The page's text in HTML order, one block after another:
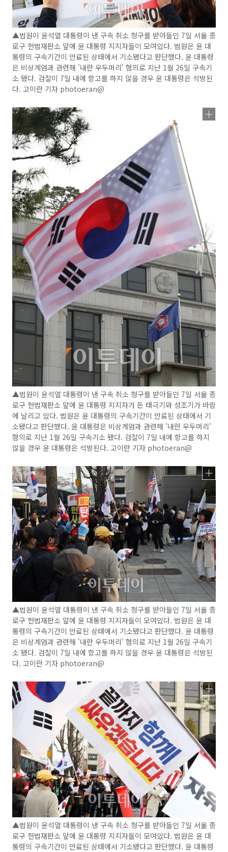
▲법원이 윤석열 대통령이 낸 구속 취소 청구를 받아들인 7일 서울 종
로구 헌법재판소 앞에 윤 대통령 지지자들이 모여있다. 법원은 윤 대
통령의 구속기간이 만료된 상태에서 기소됐다고 판단했다. 윤 대통령
은 비상계엄과 관련해 '내란 우두머리' 혐의로 지난 1월 26일 구속기
소 됐다. 검찰이 7일 내에 항고를 하지 않을 경우 윤 대통령은 석방된
다. 고이란 기자 photoeran@
▲법원이 윤석열 대통령이 낸 구속 취소 청구를 받아들인 7일 서울 종
로구 헌법재판소 앞에 윤 대통령 지지자가 든 태극기와 성조기가 바람
에 날리고 있다. 법원은 윤 대통령의 구속기간이 만료된 상태에서 기
소됐다고 판단했다. 윤 대통령은 비상계엄과 관련해 '내란 우두머리'
혐의로 지난 1월 26일 구속기소 됐다. 검찰이 7일 내에 항고를 하지
않을 경우 윤 대통령은 석방된다. 고이란 기자 photoeran@
▲법원이 윤석열 대통령이 낸 구속 취소 청구를 받아들인 7일 서울 종
로구 헌법재판소 앞에 윤 대통령 지지자들이 모여있다. 법원은 윤 대
통령의 구속기간이 만료된 상태에서 기소됐다고 판단했다. 윤 대통령
은 비상계엄과 관련해 '내란 우두머리' 혐의로 지난 1월 26일 구속기
소 됐다. 검찰이 7일 내에 항고를 하지 않을 경우 윤 대통령은 석방된
다. 고이란 기자 photoeran@
▲법원이 윤석열 대통령이 낸 구속 취소 청구를 받아들인 7일 서울 종
로구 헌법재판소 앞에 윤 대통령 지지자들이 모여있다. 법원은 윤 대
통령의 구속기간이 만료된 상태에서 기소됐다고 판단했다. 윤 대통령